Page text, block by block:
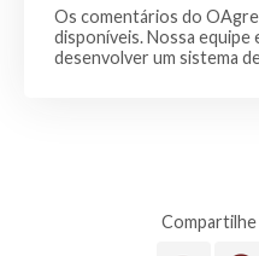
Os comentários do
disponíveis. Nossa equipe
desenvolver um sistema